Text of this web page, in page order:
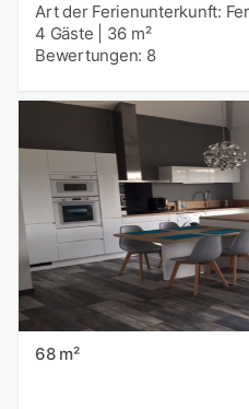
Art der Ferienunterkunft:
4 Gäste
36 m²
Bewertungen: 8
68 m²